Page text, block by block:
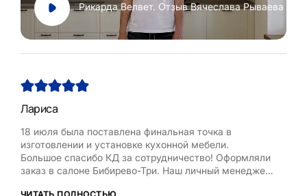
Рикарда Велвет. Отзыв Вячеслава Рываева
Лариса
18 июля была поставлена финальная точка в
изготовлении и установке кухонной мебели.
Большое спасибо КД за сотрудничество! Оформляли
заказ в салоне Бибирево-Три. Наш личный менеджер